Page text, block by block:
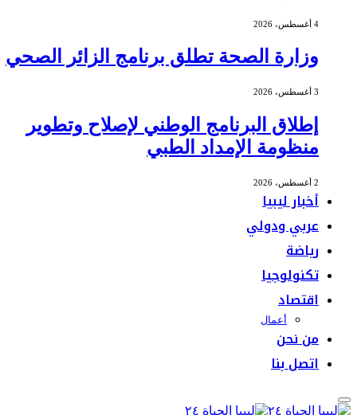
وزارة الصحة تطلق برنامج الزائر الصحي
إطلاق البرنامج الوطني لإصلاح وتطوير
منظومة الإمداد الطبي
أخبار ليبيا
عربي ودولي
رياضة
تكنولوجيا
اقتصاد
أعمال
من نحن
اتصل بنا